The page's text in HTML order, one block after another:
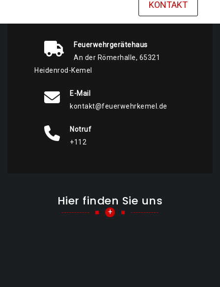
KONTAKT
Feuerwehrgerätehaus
An der Römerhalle, 65321
Heidenrod-Kemel
E-Mail
kontakt@feuerwehrkemel.de
Notruf
+112
Hier finden Sie uns
+